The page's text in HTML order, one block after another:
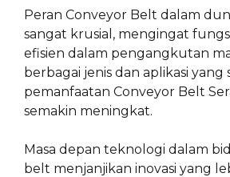
Peran Conveyor Belt dalam
sangat krusial, mengingat
efisien dalam pengangkutan
berbagai jenis dan aplikasi yang
pemanfaatan Conveyor Belt
semakin meningkat.
Masa depan teknologi dalam
belt menjanjikan inovasi yang